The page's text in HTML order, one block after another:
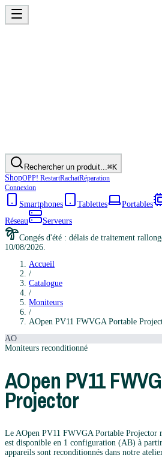
Rechercher un produit...⌘K
ShopOPP! RestartRachatRéparation
Connexion
Smartphones Tablettes Portables
Réseau
Serveurs
Congés d'été : délais de traitement
10/08/2026.
Accueil
/
Catalogue
/
Moniteurs
/
AOpen PV11 FWVGA Portable
AO
Moniteurs reconditionné
AOpen PV11
Projector
Le AOpen PV11 FWVGA Portable Projector
est disponible en 1 configuration (AB) à
appareils sont reconditionnés dans notre